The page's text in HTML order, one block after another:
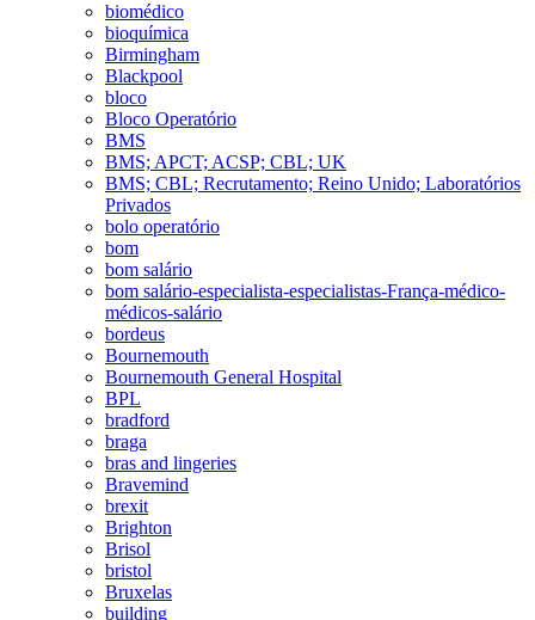
biomédico
bioquímica
Birmingham
Blackpool
bloco
Bloco Operatório
BMS
BMS; APCT; ACSP; CBL; UK
BMS; CBL; Recrutamento; Reino Unido; Laboratórios
Privados
bolo operatório
bom
bom salário
bom salário-especialista-especialistas-França-médico-
médicos-salário
bordeus
Bournemouth
Bournemouth General Hospital
BPL
bradford
braga
bras and lingeries
Bravemind
brexit
Brighton
Brisol
bristol
Bruxelas
building